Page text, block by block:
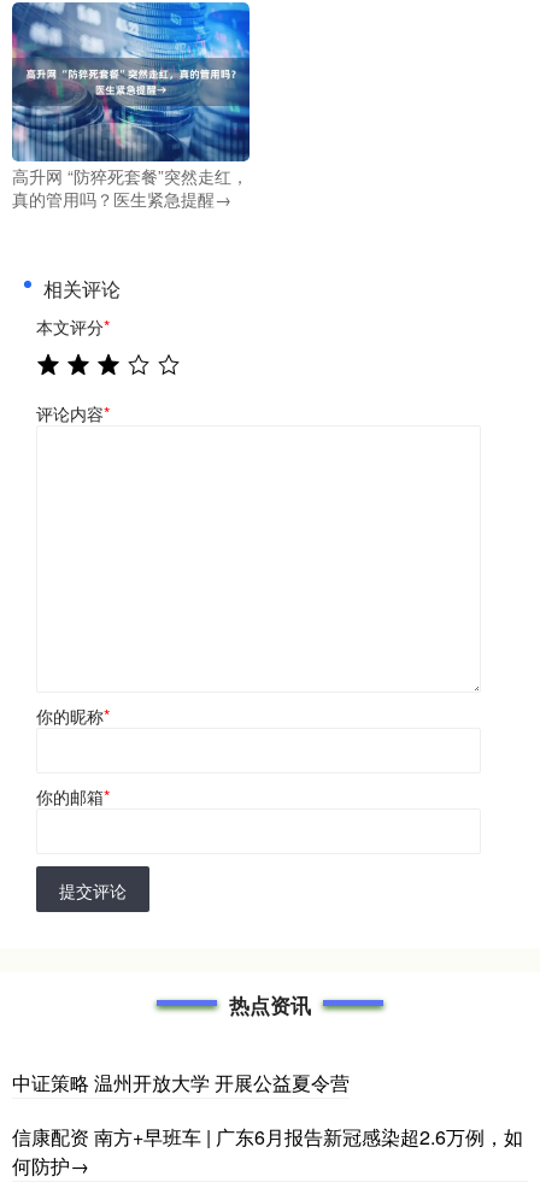
高升网 “防猝死套餐”突然走红，
真的管用吗？医生紧急提醒→
相关评论
本文评分*
评论内容*
你的昵称*
你的邮箱*
提交评论
热点资讯
中证策略 温州开放大学 开展公益夏令营
信康配资 南方+早班车 | 广东6月报告新冠感染超2.6万例，如
何防护→